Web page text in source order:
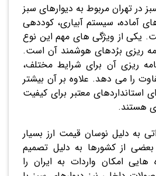
در تهران مربوط به دیوارهای سبز
آماده، سیستم آبیاری، کوددهی
یکی از ویژگی های مهم این نوع
ریزی برُدهای هوشمند آن است.
ریزی آن برای شرایط مختلف،
را می دهد. علاوه بر آن بیشتر
استانداردهای معتبر برای کیفیت
هستند.
به دلیل نوسان قیمت ارز بسیار
بعضی از کشورها به دلیل تصمیم
امکان واردات به ایران را